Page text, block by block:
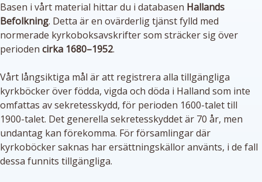
Basen i vårt material hittar du i databasen Hallands
Befolkning. Detta är en ovärderlig tjänst fylld med
normerade kyrkoboksavskrifter som sträcker sig över
perioden cirka 1680–1952.
Vårt långsiktiga mål är att registrera alla tillgängliga
kyrkböcker över födda, vigda och döda i Halland som inte
omfattas av sekretesskydd, för perioden 1600-talet till
1900-talet. Det generella sekretesskyddet är 70 år, men
undantag kan förekomma. För församlingar där
kyrkoböcker saknas har ersättningskällor använts, i de fall
dessa funnits tillgängliga.